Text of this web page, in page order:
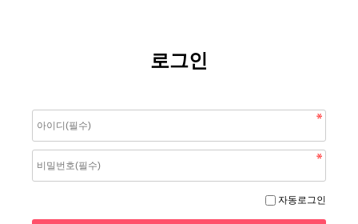
로그인
자동로그인